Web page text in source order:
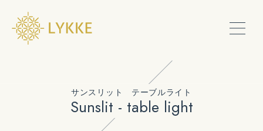
PRODUCTS
SHOW ROOM
サンスリット テーブルライト
Sunslit - table light